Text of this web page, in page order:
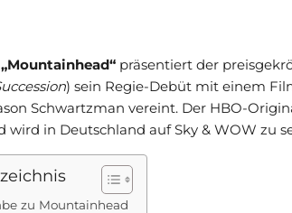
„Mountainhead“ präsentiert der
) sein Regie-Debüt mit einem
Schwartzman vereint. Der HBO-
wird in Deutschland auf Sky & WOW zu
zu Mountainhead